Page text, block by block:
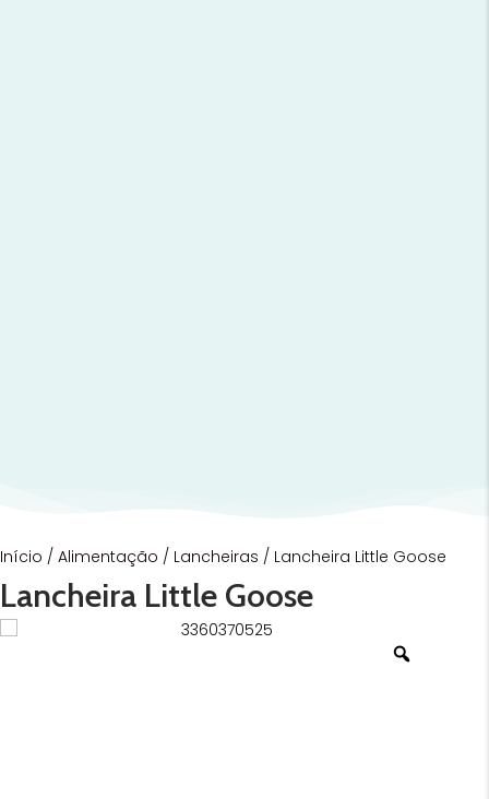
Início / Alimentação / Lancheiras / Lancheira Little Goose
Lancheira Little Goose